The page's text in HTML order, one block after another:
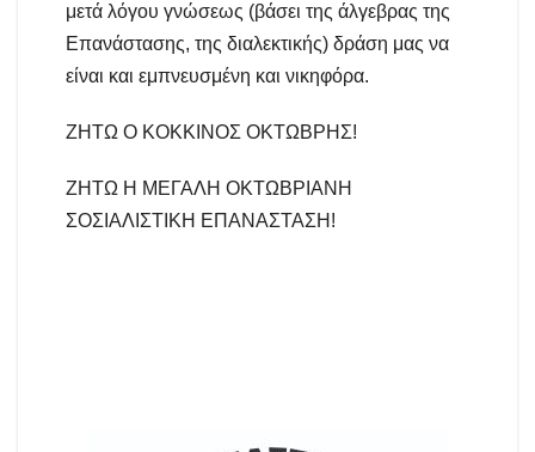
μετά λόγου γνώσεως (βάσει της άλγεβρας της
Επανάστασης, της διαλεκτικής) δράση μας να
είναι και εμπνευσμένη και νικηφόρα.
ΖΗΤΩ Ο ΚΟΚΚΙΝΟΣ ΟΚΤΩΒΡΗΣ!
ΖΗΤΩ Η ΜΕΓΑΛΗ ΟΚΤΩΒΡΙΑΝΗ
ΣΟΣΙΑΛΙΣΤΙΚΗ ΕΠΑΝΑΣΤΑΣΗ!